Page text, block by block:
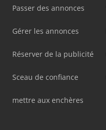
Passer des annonces
Gérer les annonces
Réserver de la publicité
Sceau de confiance
mettre aux enchères